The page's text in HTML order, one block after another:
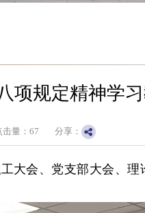
项规定精神学
击量： 67 分享：
大会、党支部大会、